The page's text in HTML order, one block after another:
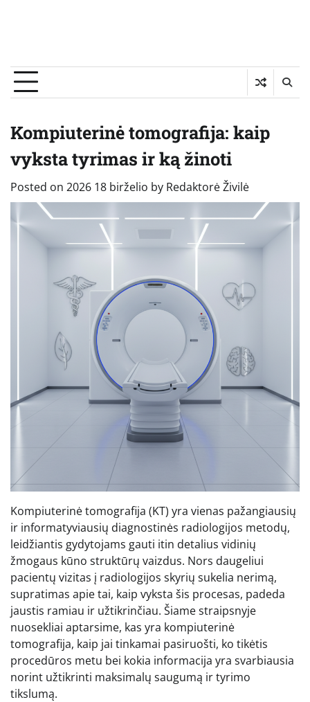
Kompiuterinė tomografija: kaip
vyksta tyrimas ir ką žinoti
Posted on 2026 18 birželio by Redaktorė Živilė
Kompiuterinė tomografija (KT) yra vienas pažangiausių
ir informatyviausių diagnostinės radiologijos metodų,
leidžiantis gydytojams gauti itin detalius vidinių
žmogaus kūno struktūrų vaizdus. Nors daugeliui
pacientų vizitas į radiologijos skyrių sukelia nerimą,
supratimas apie tai, kaip vyksta šis procesas, padeda
jaustis ramiau ir užtikrinčiau. Šiame straipsnyje
nuosekliai aptarsime, kas yra kompiuterinė
tomografija, kaip jai tinkamai pasiruošti, ko tikėtis
procedūros metu bei kokia informacija yra svarbiausia
norint užtikrinti maksimalų saugumą ir tyrimo
tikslumą.